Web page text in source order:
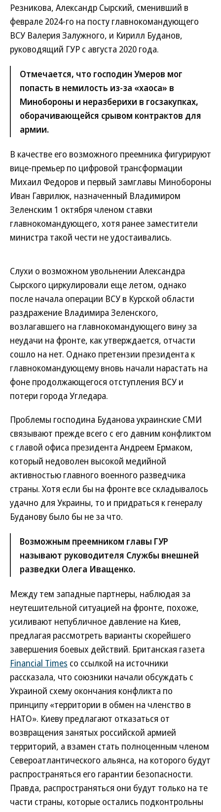
Резникова, Александр Сырский, сменивший в
феврале 2024-го на посту главнокомандующего
ВСУ Валерия Залужного, и Кирилл Буданов,
руководящий ГУР с августа 2020 года.
Отмечается, что господин Умеров мог
попасть в немилость из-за «хаоса» в
Минобороны и неразберихи в госзакупках,
оборачивающейся срывом контрактов для
армии.
В качестве его возможного преемника фигурируют
вице-премьер по цифровой трансформации
Михаил Федоров и первый замглавы Минобороны
Иван Гаврилюк, назначенный Владимиром
Зеленским 1 октября членом ставки
главнокомандующего, хотя ранее заместители
министра такой чести не удостаивались.
Слухи о возможном увольнении Александра
Сырского циркулировали еще летом, однако
после начала операции ВСУ в Курской области
раздражение Владимира Зеленского,
возлагавшего на главнокомандующего вину за
неудачи на фронте, как утверждается, отчасти
сошло на нет. Однако претензии президента к
главнокомандующему вновь начали нарастать на
фоне продолжающегося отступления ВСУ и
потери города Угледара.
Проблемы господина Буданова украинские СМИ
связывают прежде всего с его давним конфликтом
с главой офиса президента Андреем Ермаком,
который недоволен высокой медийной
активностью главного военного разведчика
страны. Хотя если бы на фронте все складывалось
удачно для Украины, то и придраться к генералу
Буданову было бы не за что.
Возможным преемником главы ГУР
называют руководителя Службы внешней
разведки Олега Иващенко.
Между тем западные партнеры, наблюдая за
неутешительной ситуацией на фронте, похоже,
усиливают непубличное давление на Киев,
предлагая рассмотреть варианты скорейшего
завершения боевых действий. Британская газета
Financial Times со ссылкой на источники
рассказала, что союзники начали обсуждать с
Украиной схему окончания конфликта по
принципу «территории в обмен на членство в
НАТО». Киеву предлагают отказаться от
возвращения занятых российской армией
территорий, а взамен стать полноценным членом
Североатлантического альянса, на которого будут
распространяться его гарантии безопасности.
Правда, распространяться они будут только на те
части страны, которые остались подконтрольны